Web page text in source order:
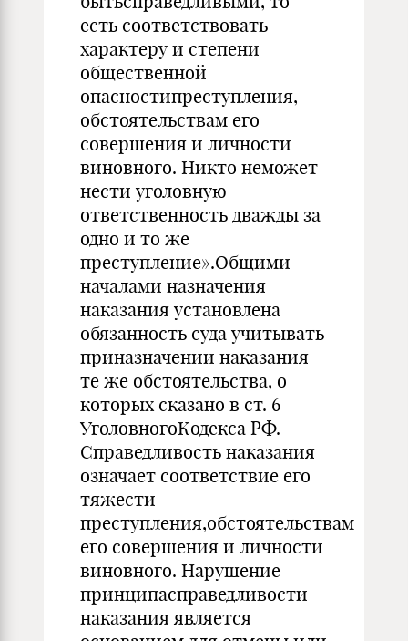
есть соответствовать
характеру и степени
общественной
опасностипреступления,
обстоятельствам его
совершения и личности
виновного. Никто неможет
нести уголовную
ответственность дважды за
одно и то же
преступление».Общими
началами назначения
наказания установлена
обязанность суда учитывать
приназначении наказания
те же обстоятельства, о
которых сказано в ст. 6
УголовногоКодекса РФ.
Справедливость наказания
означает соответствие его
тяжести
преступления,обстоятельствам
его совершения и личности
виновного. Нарушение
принципасправедливости
наказания является